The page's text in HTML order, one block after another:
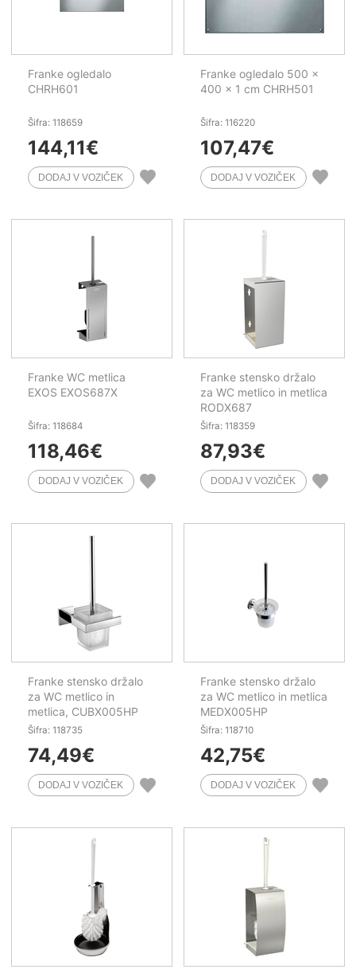
Franke ogledalo
CHRH601
Šifra: 118659
144,11€
Franke ogledalo 500 x
400 x 1 cm CHRH501
Šifra: 116220
107,47€
Franke WC metlica
EXOS EXOS687X
Šifra: 118684
118,46€
Franke stensko držalo
za WC metlico in metlica
RODX687
Šifra: 118359
87,93€
Franke stensko držalo
za WC metlico in
metlica, CUBX005HP
Šifra: 118735
74,49€
Franke stensko držalo
za WC metlico in metlica
MEDX005HP
Šifra: 118710
42,75€